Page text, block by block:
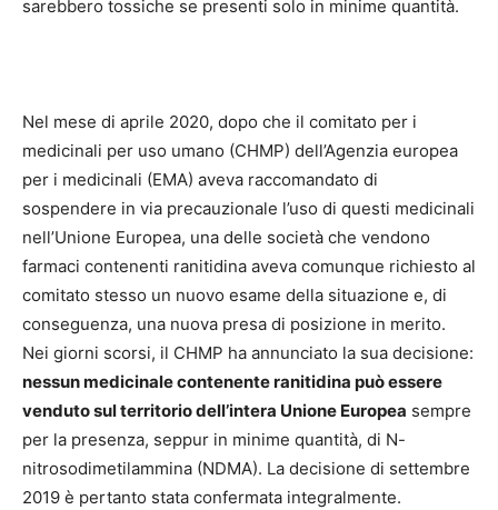
sarebbero tossiche se presenti solo in minime quantità.
Nel mese di aprile 2020, dopo che il comitato per i
medicinali per uso umano (CHMP) dell’Agenzia europea
per i medicinali (EMA) aveva raccomandato di
sospendere in via precauzionale l’uso di questi medicinali
nell’Unione Europea, una delle società che vendono
farmaci contenenti ranitidina aveva comunque richiesto al
comitato stesso un nuovo esame della situazione e, di
conseguenza, una nuova presa di posizione in merito.
Nei giorni scorsi, il CHMP ha annunciato la sua decisione:
nessun medicinale contenente ranitidina può essere
venduto sul territorio dell’intera Unione Europea sempre
per la presenza, seppur in minime quantità, di N-
nitrosodimetilammina (NDMA). La decisione di settembre
2019 è pertanto stata confermata integralmente.